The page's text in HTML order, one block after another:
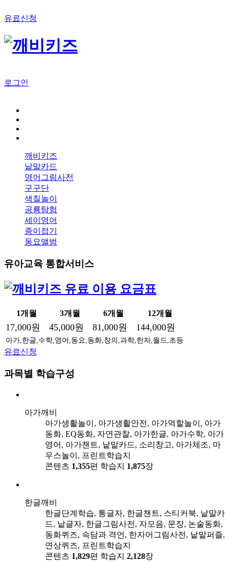
유료신청
로그인
깨비키즈
낱말카드
영어그림사전
구구단
색칠놀이
공룡탐험
세이영어
종이접기
동요앨범
유아교육 통합서비스
1개월 3개월 6개월 12개월
17,000원 45,000원 81,000원 144,000원
아가,한글,수학,영어,동요,동화,창의,과학,한자,월드,초등
유료신청
과목별 학습구성
아가깨비
아가생활놀이, 아가생활안전, 아가역할놀이, 아가
동화, EQ동화, 자연관찰, 아가한글, 아가수학, 아가
영어, 아가챈트, 낱말카드, 소리창고, 아가체조, 마
우스놀이, 프린트학습지
콘텐츠 1,355편 학습지 1,875장
한글깨비
한글단계학습, 통글자, 한글챈트, 스티커북, 낱말카
드, 낱글자, 한글그림사전, 자모음, 문장, 논술동화,
동화퀴즈, 속담과 격언, 한자어그림사전, 낱말퍼즐,
연상퀴즈, 프린트학습지
콘텐츠 1,829편 학습지 2,128장